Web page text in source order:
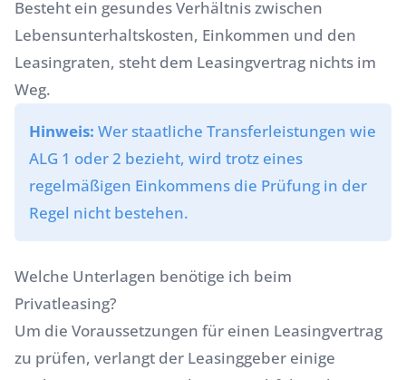
Besteht ein gesundes Verhältnis zwischen
Lebensunterhaltskosten, Einkommen und den
Leasingraten, steht dem Leasingvertrag nichts im
Weg.
Hinweis: Wer staatliche Transferleistungen wie
ALG 1 oder 2 bezieht, wird trotz eines
regelmäßigen Einkommens die Prüfung in der
Regel nicht bestehen.
Welche Unterlagen benötige ich beim
Privatleasing?
Um die Voraussetzungen für einen Leasingvertrag
zu prüfen, verlangt der Leasinggeber einige